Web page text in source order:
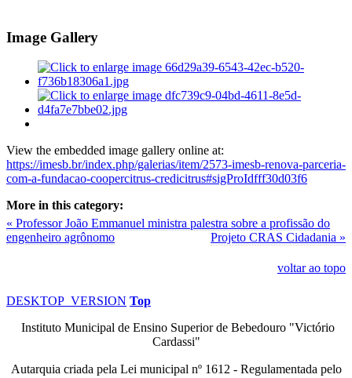
Image Gallery
View the embedded image gallery online at:
https://imesb.br/index.php/galerias/item/2573-imesb-renova-parceria-
com-a-fundacao-coopercitrus-credicitrus#sigProIdfff30d03f6
More in this category:
« Professor João Emmanuel ministra palestra sobre a profissão do
engenheiro agrônomo
Projeto CRAS Cidadania »
voltar ao topo
DESKTOP_VERSION Top
Instituto Municipal de Ensino Superior de Bebedouro "Victório
Cardassi"
Autarquia criada pela Lei municipal nº1612 - Regulamentada pelo